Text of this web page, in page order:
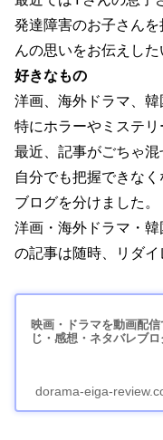
発達障害のお子さん
んの思いをお伝えし
好きなもの
洋画、海外ドラマ、
特にホラーやミステリ
最近、記事がごちゃ混
自分でも把握できなく
ブログを分けました。
洋画・海外ドラマ・韓
の記事は随時、リダイ
映画・ドラマを動画配
じ・感想・ネタバレブロ
dorama-eiga-